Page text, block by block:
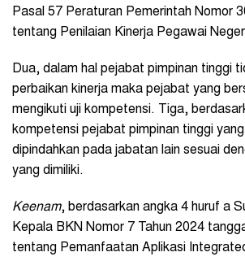
Pasal 57 Peraturan Pemerintah Nomor
tentang Penilaian Kinerja Pegawai
Dua, dalam hal pejabat pimpinan tinggi
perbaikan kinerja maka pejabat yang
mengikuti uji kompetensi. Tiga,
kompetensi pejabat pimpinan tinggi
dipindahkan pada jabatan lain sesuai
yang dimiliki.
Keenam, berdasarkan angka 4 huruf a
Kepala BKN Nomor 7 Tahun 2024
tentang Pemanfaatan Aplikasi